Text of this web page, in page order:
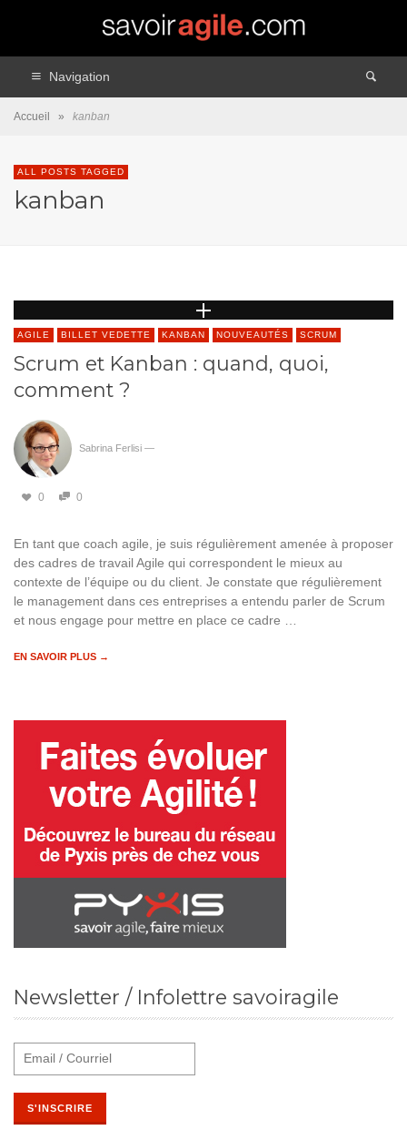
Navigation
Accueil » kanban
ALL POSTS TAGGED
kanban
AGILE BILLET VEDETTE KANBAN NOUVEAUTÉS SCRUM
Scrum et Kanban : quand, quoi,
comment ?
Sabrina Ferlisi —
0 0
En tant que coach agile, je suis régulièrement amenée à proposer
des cadres de travail Agile qui correspondent le mieux au
contexte de l’équipe ou du client. Je constate que régulièrement
le management dans ces entreprises a entendu parler de Scrum
et nous engage pour mettre en place ce cadre …
EN SAVOIR PLUS →
Newsletter / Infolettre savoiragile